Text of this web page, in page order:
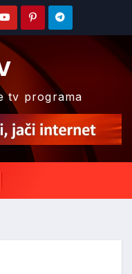
tv programa